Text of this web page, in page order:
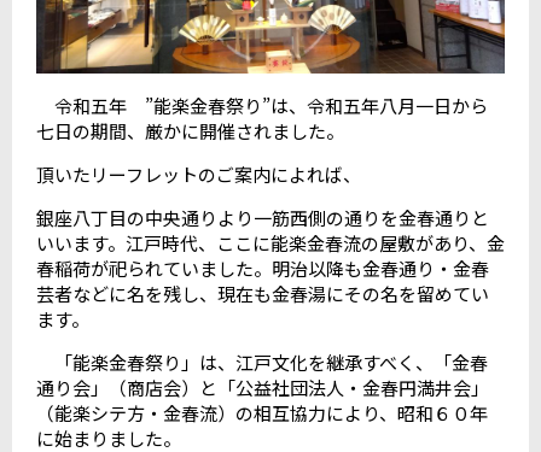
令和五年 ”能楽金春祭り”は、令和五年八月一日から
七日の期間、厳かに開催されました。
頂いたリーフレットのご案内によれば、
銀座八丁目の中央通りより一筋西側の通りを金春通りと
いいます。江戸時代、ここに能楽金春流の屋敷があり、金
春稲荷が祀られていました。明治以降も金春通り・金春
芸者などに名を残し、現在も金春湯にその名を留めてい
ます。
「能楽金春祭り」は、江戸文化を継承すべく、「金春
通り会」（商店会）と「公益社団法人・金春円満井会」
（能楽シテ方・金春流）の相互協力により、昭和６０年
に始まりました。